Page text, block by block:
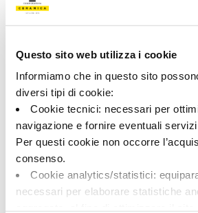
Questo sito web utilizza i cookie
Informiamo che in questo sito
diversi tipi di cookie:
Cookie tecnici: necessari per
navigazione e fornire eventuali
Per questi cookie non occorre
consenso.
Cookie analytics/statistici:
necessari per elaborare statistiche
172240 | MK.INV WH6 30
Collezione
00715
Bianco
Tipologia:
Fondo
Formato:
naturale
Aspetto
opaco